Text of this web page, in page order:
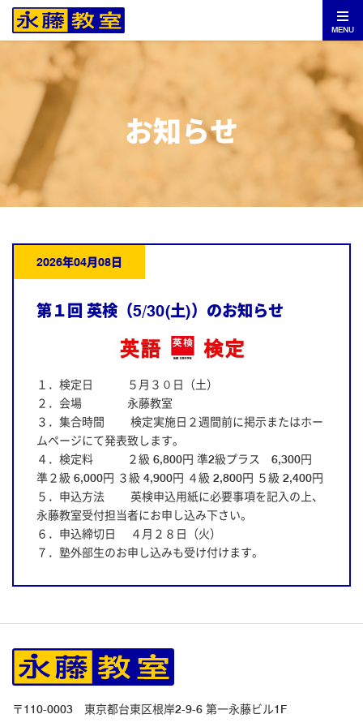
MENU
お知らせ
2026年04月08日
第１回 英検（5/30(土)）のお知らせ
１．検定日 ５月３０日（土）
２．会場 永藤教室
３．集合時間 検定実施日２週間前に掲示またはホー
ムページにて発表致します。
４．検定料 ２級 6,800円 準2級プラス 6,300円
準２級 6,000円 ３級 4,900円 ４級 2,800円 ５級 2,400円
５．申込方法 英検申込用紙に必要事項を記入の上、
永藤教室受付担当者にお申し込み下さい。
６．申込締切日 ４月２８日（火）
７．塾外部生のお申し込みも受け付けます。
〒110-0003 東京都台東区根岸2-9-6 第一永藤ビル1F